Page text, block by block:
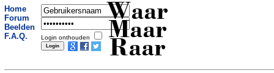
Home
Forum
Beelden
F.A.Q.
Login onthouden
Waar
Maar
Raar